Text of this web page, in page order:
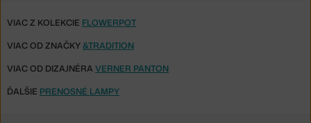
VIAC Z KOLEKCIE FLOWERPOT
VIAC OD ZNAČKY&TRADITION
VIAC OD DIZAJNÉRA VERNER PANTON
ĎALŠIE PRENOSNÉ LAMPY